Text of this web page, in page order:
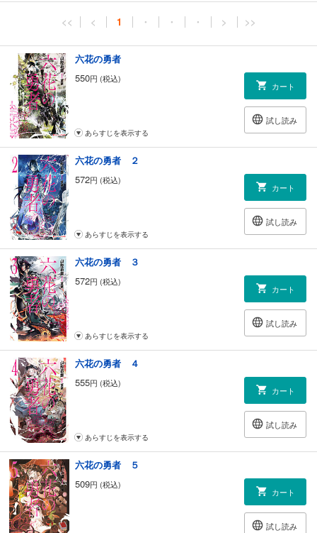
<< < 1 ・ ・ ・ > >>
六花の勇者
550円 (税込)
カート
試し読み
あらすじを表示する
六花の勇者 ２
572円 (税込)
カート
試し読み
あらすじを表示する
六花の勇者 ３
572円 (税込)
カート
試し読み
あらすじを表示する
六花の勇者 ４
555円 (税込)
カート
試し読み
あらすじを表示する
六花の勇者 ５
509円 (税込)
カート
試し読み